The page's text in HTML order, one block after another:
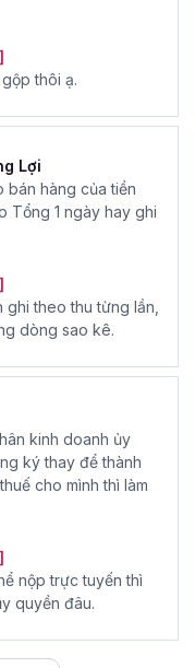
thôi ạ.
Lợi
bán hàng của tiền
Tổng 1 ngày hay ghi
ghi theo thu từng lần,
dòng sao kê.
kinh doanh ủy
ký thay để thành
cho mình thì làm
nộp trực tuyến thì
quyền đâu.